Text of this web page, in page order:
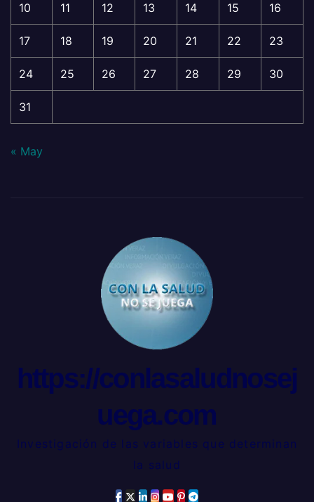
10 11 12 13 14 15 16
17 18 19 20 21 22 23
24 25 26 27 28 29 30
31
« May
https://conlasaludnosej
uega.com
Investigación de las variables que determinan
la salud